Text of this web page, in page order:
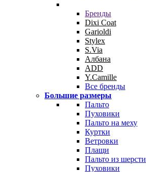
Бренды
Dixi Coat
Garioldi
Stylex
S.Via
Албана
ADD
Y.Camille
Все бренды
Большие размеры
Пальто
Пуховики
Пальто на меху
Куртки
Ветровки
Плащи
Пальто из шерсти
Пуховики